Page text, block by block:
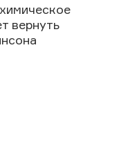
вернуть